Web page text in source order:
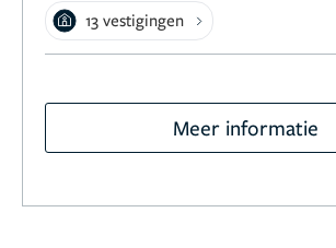
13 vestigingen
Meer informatie